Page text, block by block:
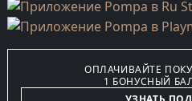
ОПЛАЧИВАЙТЕ
1 БОНУСНЫЙ